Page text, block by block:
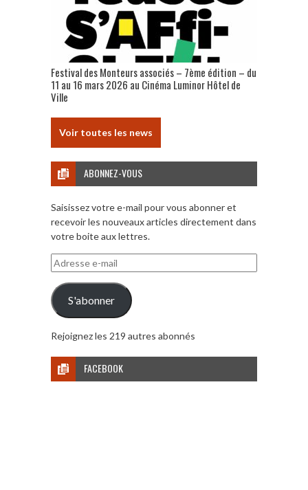
Festival des Monteurs associés – 7ème édition – du
11 au 16 mars 2026 au Cinéma Luminor Hôtel de
Ville
Voir toutes les news
ABONNEZ-VOUS
Saisissez votre e-mail pour vous abonner et
recevoir les nouveaux articles directement dans
votre boite aux lettres.
Adresse
e-
mail
S'abonner
Rejoignez les 219 autres abonnés
FACEBOOK